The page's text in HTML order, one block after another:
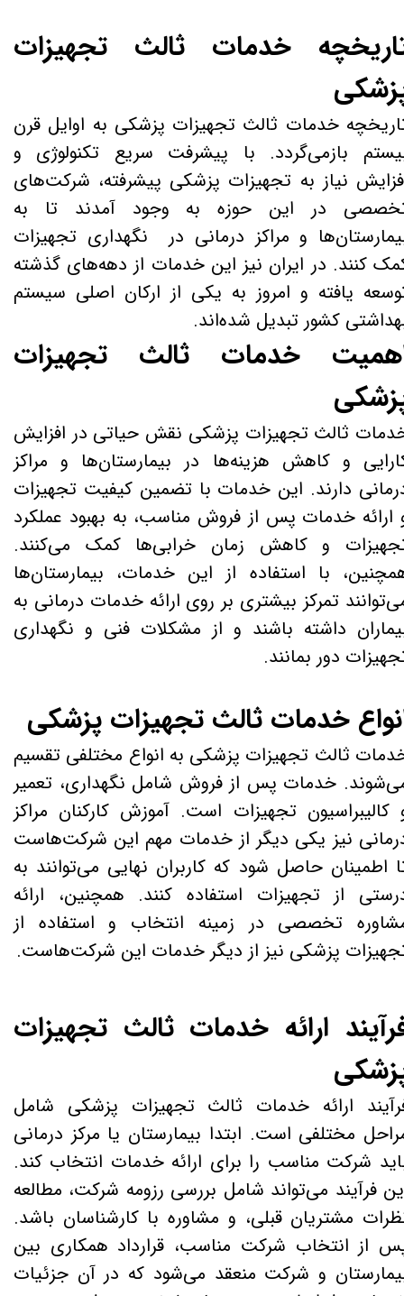
خدمات ثالث تجهیزات
خدمات ثالث تجهیزات پزشکی به اوایل قرن
بازمی‌گردد. با پیشرفت سریع تکنولوژی و
نیاز به تجهیزات پزشکی پیشرفته، شرکت‌های
در این حوزه به وجود آمدند تا به
و مراکز درمانی در نگهداری تجهیزات
کنند. در ایران نیز این خدمات از دهه‌های گذشته
یافته و امروز به یکی از ارکان اصلی سیستم
کشور تبدیل شده‌اند.
خدمات ثالث تجهیزات
ثالث تجهیزات پزشکی نقش حیاتی در افزایش
و کاهش هزینه‌ها در بیمارستان‌ها و مراکز
دارند. این خدمات با تضمین کیفیت تجهیزات
ارائه خدمات پس از فروش مناسب، به بهبود عملکرد
و کاهش زمان خرابی‌ها کمک می‌کنند.
با استفاده از این خدمات، بیمارستان‌ها
تمرکز بیشتری بر روی ارائه خدمات درمانی به
داشته باشند و از مشکلات فنی و نگهداری
دور بمانند.
خدمات ثالث تجهیزات پزشکی
ثالث تجهیزات پزشکی به انواع مختلفی تقسیم
خدمات پس از فروش شامل نگهداری، تعمیر
کالیبراسیون تجهیزات است. آموزش کارکنان مراکز
نیز یکی دیگر از خدمات مهم این شرکت‌هاست
اطمینان حاصل شود که کاربران نهایی می‌توانند به
از تجهیزات استفاده کنند. همچنین، ارائه
تخصصی در زمینه انتخاب و استفاده از
پزشکی نیز از دیگر خدمات این شرکت‌هاست.
ارائه خدمات ثالث تجهیزات
ارائه خدمات ثالث تجهیزات پزشکی شامل
مختلفی است. ابتدا بیمارستان یا مرکز درمانی
شرکت مناسب را برای ارائه خدمات انتخاب کند.
فرآیند می‌تواند شامل بررسی رزومه شرکت، مطالعه
مشتریان قبلی، و مشاوره با کارشناسان باشد.
از انتخاب شرکت مناسب، قرارداد همکاری بین
و شرکت منعقد می‌شود که در آن جزئیات